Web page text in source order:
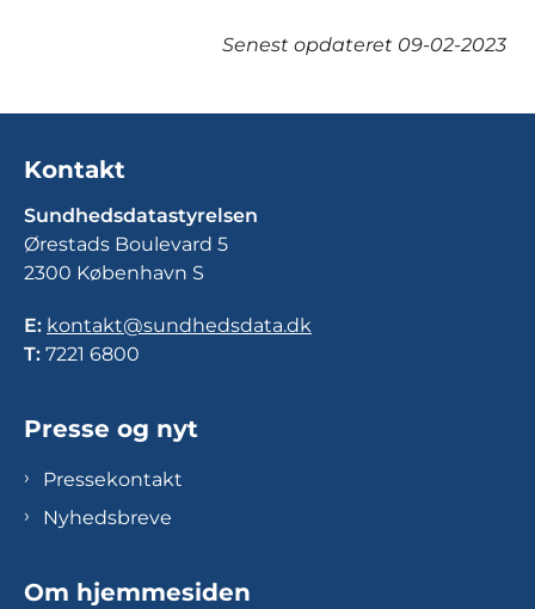
Senest opdateret 09-02-2023
Kontakt
Sundhedsdatastyrelsen
Ørestads Boulevard 5
2300 København S
E: kontakt@sundhedsdata.dk
T: 7221 6800
Presse og nyt
Pressekontakt
Nyhedsbreve
Om hjemmesiden